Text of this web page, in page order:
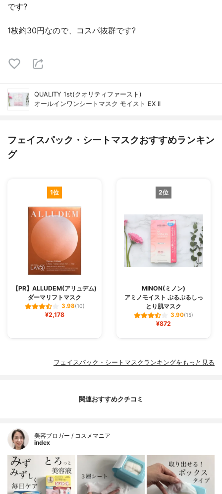
です?
1枚約30円なので、コスパ抜群です?
QUALITY 1st(クオリティファースト)
オールインワンシートマスク モイスト EX II
フェイスパック・シートマスクおすすめランキン
グ
1位
【PR】ALLUDEM(アリュデム)
ダーマリフトマスク
3.98(10)
¥2,178
2位
MINON(ミノン)
アミノモイスト ぷるぷるしっ
とり肌マスク
3.90(15)
¥872
フェイスパック・シートマスクランキングをもっと見る
関連おすすめクチコミ
美容ブロガー / コスメマニア
index